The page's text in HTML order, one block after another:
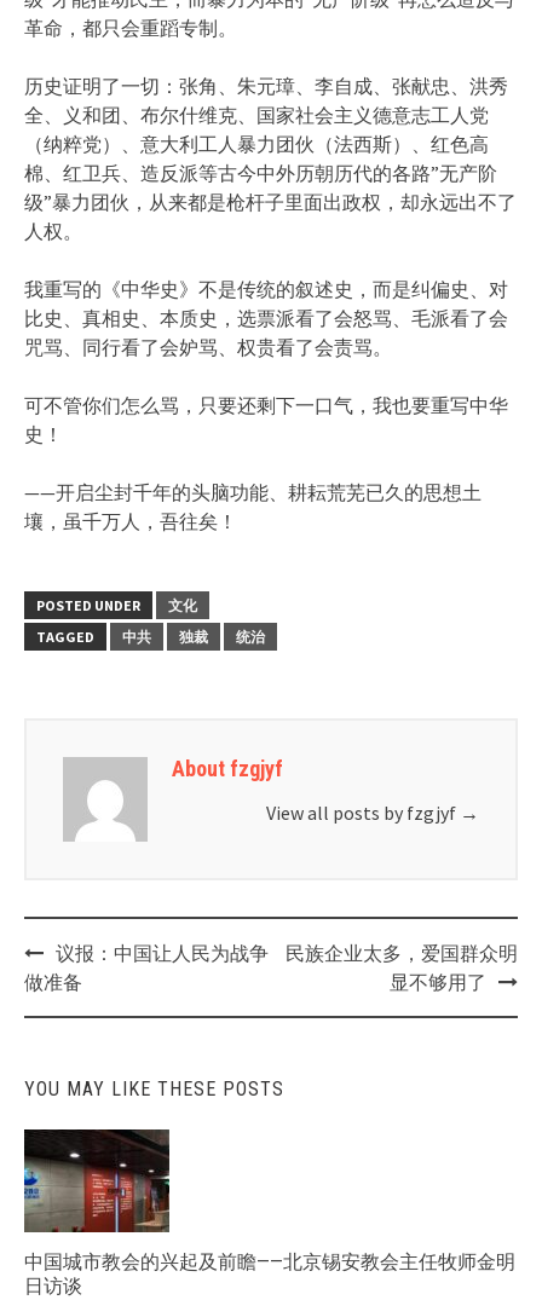
革命，都只会重蹈专制。
历史证明了一切：张角、朱元璋、李自成、张献忠、洪秀
全、义和团、布尔什维克、国家社会主义德意志工人党
（纳粹党）、意大利工人暴力团伙（法西斯）、红色高
棉、红卫兵、造反派等古今中外历朝历代的各路”无产阶
级”暴力团伙，从来都是枪杆子里面出政权，却永远出不了
人权。
我重写的《中华史》不是传统的叙述史，而是纠偏史、对
比史、真相史、本质史，选票派看了会怒骂、毛派看了会
咒骂、同行看了会妒骂、权贵看了会责骂。
可不管你们怎么骂，只要还剩下一口气，我也要重写中华
史！
——开启尘封千年的头脑功能、耕耘荒芜已久的思想土
壤，虽千万人，吾往矣！
POSTED UNDER
文化
TAGGED
中共 独裁 统治
About fzgjyf
View all posts by fzgjyf →
Post
navigation
议报：中国让人民为战争
做准备
民族企业太多，爱国群众明
显不够用了
YOU MAY LIKE THESE POSTS
中国城市教会的兴起及前瞻——北京锡安教会主任牧师金明
日访谈